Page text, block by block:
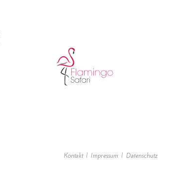
Kontakt Impressum Datenschutz